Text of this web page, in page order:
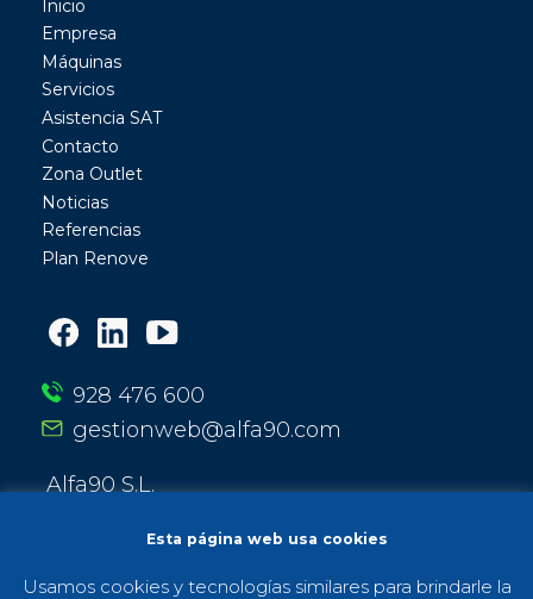
Inicio
Empresa
Máquinas
Servicios
Asistencia SAT
Contacto
Zona Outlet
Noticias
Referencias
Plan Renove
928 476 600
gestionweb@alfa90.com
Alfa90 S.L.
35010 Las Palmas de Gran Canaria
Esta página web usa cookies
Usamos cookies y tecnologías similares para brindarle la